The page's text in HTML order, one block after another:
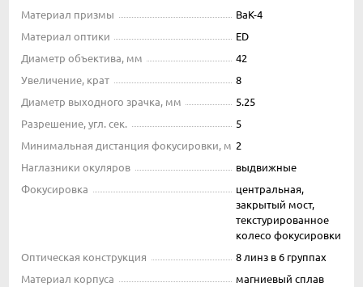
Материал призмы
BaK-4
Материал оптики
ED
Диаметр объектива, мм
42
Увеличение, крат
8
Диаметр выходного зрачка, мм
5.25
Разрешение, угл. сек.
5
Минимальная дистанция фокусировки, м 2
Наглазники окуляров
выдвижные
Фокусировка
центральная,
закрытый мост,
текстурированное
колесо фокусировки
Оптическая конструкция
8 линз в 6 группах
Материал корпуса
магниевый сплав